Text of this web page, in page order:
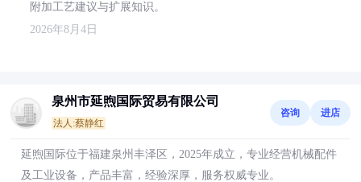
附加工艺建议与扩展知识。
2026年8月4日
泉州市延煦国际贸易有限公司
法人:蔡静红
咨询 进店
延煦国际位于福建泉州丰泽区，2025年成立，专业经营机械配件
及工业设备，产品丰富，经验深厚，服务权威专业。